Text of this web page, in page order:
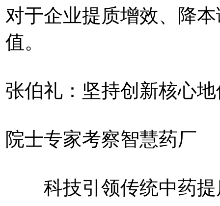
对于企业提质增效、降
值。
张伯礼：坚持创新核心
院士专家考察智慧药厂
科技引领传统中药提